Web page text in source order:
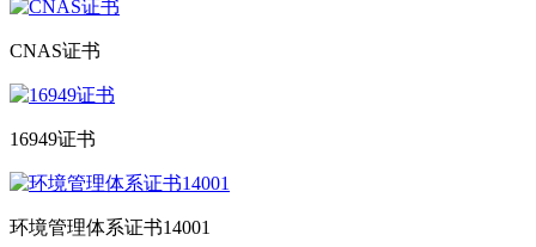
CNAS证书
16949证书
环境管理体系证书14001